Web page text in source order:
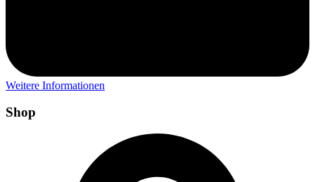
Weitere Informationen
Shop